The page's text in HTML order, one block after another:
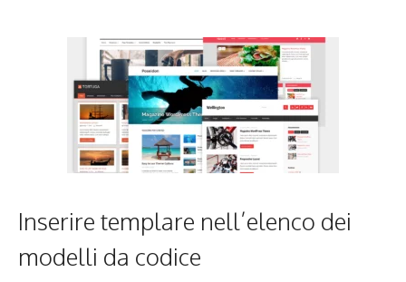
Inserire templare nell’elenco dei
modelli da codice